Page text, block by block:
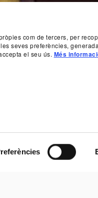
com de tercers, per
seves preferències,
el seu ús. Més